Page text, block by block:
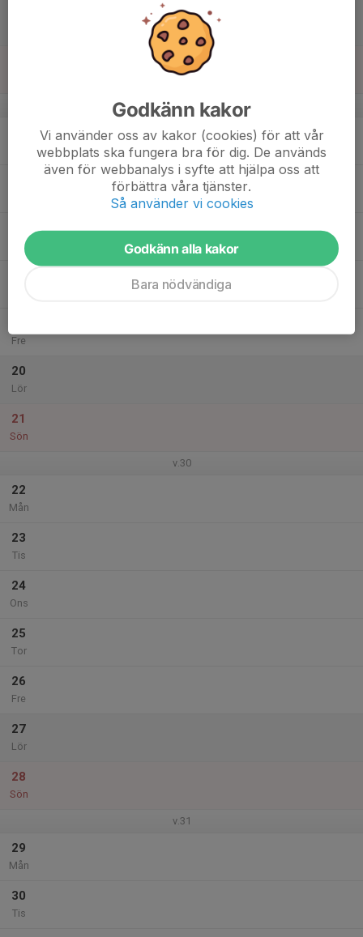
v.29
Ons
Fre
20
Lör
21
Sön
v.30
22
Mån
23
Tis
24
Ons
25
Tor
26
Fre
27
Lör
28
Sön
v.31
29
Mån
30
Tis
Godkänn kakor
Vi använder oss av kakor (cookies) för att vår
webbplats ska fungera bra för dig. De används
även för webbanalys i syfte att hjälpa oss att
förbättra våra tjänster.
Så använder vi cookies
Godkänn alla kakor
Bara nödvändiga